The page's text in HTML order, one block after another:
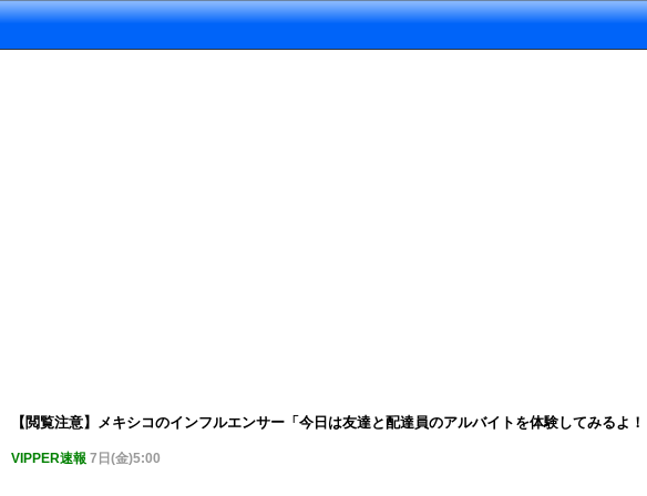
【閲覧注意】メキシコのインフルエンサー「今日は友達と配達員のアルバイトを体験してみるよ
VIPPER速報 7日(金)5:00